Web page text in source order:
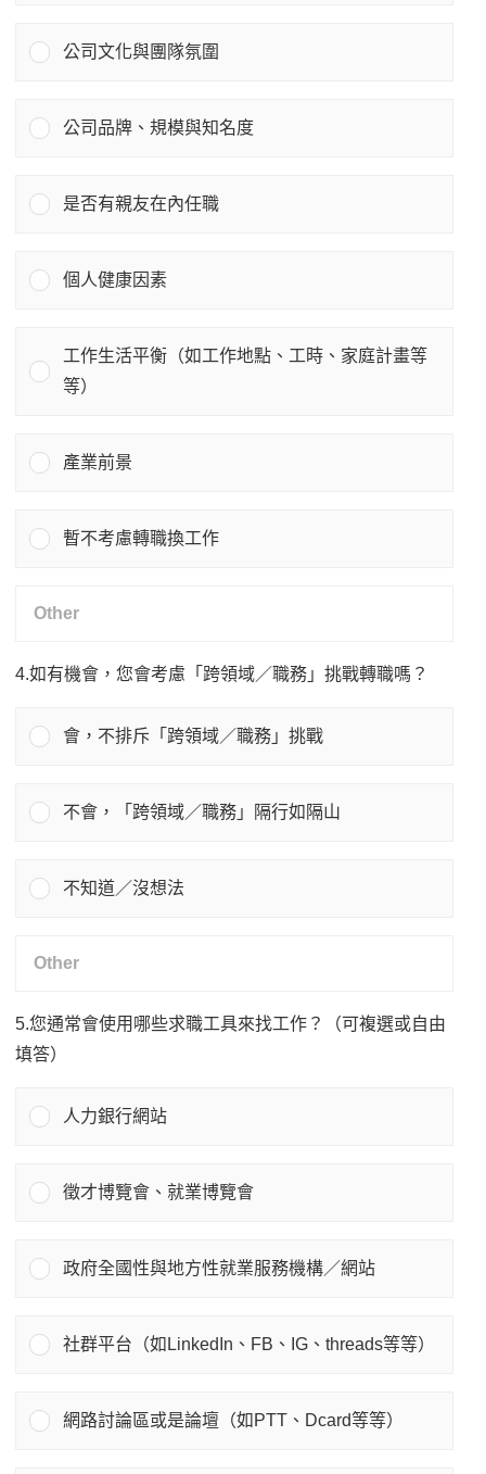
公司文化與團隊氛圍
公司品牌、規模與知名度
是否有親友在內任職
個人健康因素
工作生活平衡（如工作地點、工時、家庭計畫等
等）
產業前景
暫不考慮轉職換工作
4.如有機會，您會考慮「跨領域／職務」挑戰轉職嗎？
會，不排斥「跨領域／職務」挑戰
不會，「跨領域／職務」隔行如隔山
不知道／沒想法
5.您通常會使用哪些求職工具來找工作？（可複選或自由
填答）
人力銀行網站
徵才博覽會、就業博覽會
政府全國性與地方性就業服務機構／網站
社群平台（如LinkedIn、FB、IG、threads等等）
網路討論區或是論壇（如PTT、Dcard等等）